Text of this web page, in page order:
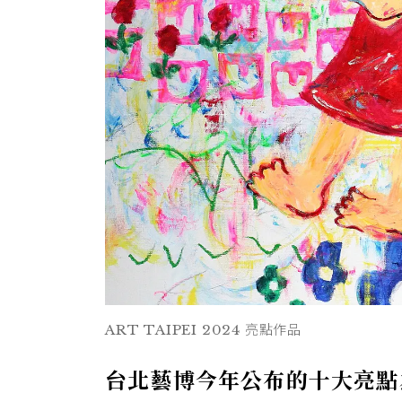
ART TAIPEI 2024 亮點作品
台北藝博今年公布的十大亮